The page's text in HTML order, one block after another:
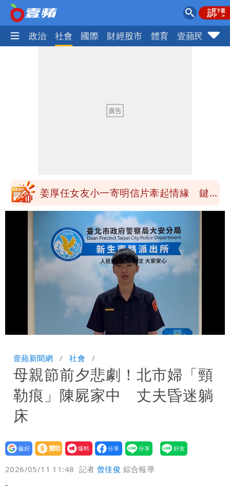
生活 政治 社會 國際 財經股市 體育 壹蘋民調
吳子嘉斷言：綠營「這縣市」恐一屍五
週雨越下越大
姜厚任女友小一寄明信片牽起情緣 鍵盤
柯南揪5破綻
狗仔直擊｜郭書瑤隨興打扮要價破10
萬 素顏進擊新生活圈（壹蘋10點強
騙慈濟10億！無良女律師曾宣導反詐
嗆被害者「愚痴」超諷刺
鄭朝方曬3人合照 網友一看秒懂：竹北
接班人「終於有消息了」
台玻夫人長子最後9年很痛苦 親友批徐
莉玲「冷血媽媽」
35歲早餐不吃鐵板麵？釣出一票人點
異 網笑：老師好像提油救火了
「民進黨有她裸照？」黃智賢回嗆：國民
黨墮落還不准人說
13子女擠10坪屋 媽傳返家：我很愛孩
本尊：懊惱到現在
陳時中選前夜「淋雨道歉」 王必勝認：
已知輸了…無奈又不平
大爆發！3颱風+1熱帶低壓 專家逐一分
Loaded
100.00%
壹蘋新聞網 社會
母親節前夕悲劇！北市婦「頸
勒痕」陳屍家中 丈夫昏迷躺
床
設為
贊助
我要
爆料
2026/05/11 11:48 記者 曾佳俊 綜合報導